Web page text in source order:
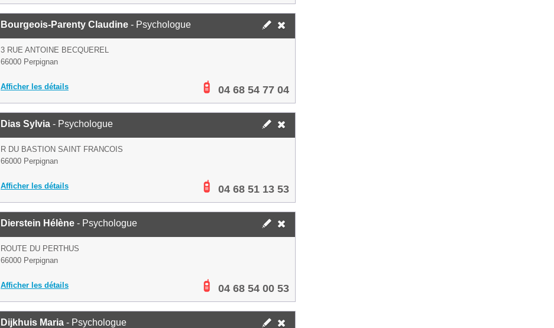
Bourgeois-Parenty Claudine - Psychologue
3 RUE ANTOINE BECQUEREL
66000 Perpignan
Afficher les détails 04 68 54 77 04
Dias Sylvia - Psychologue
R DU BASTION SAINT FRANCOIS
66000 Perpignan
Afficher les détails 04 68 51 13 53
Dierstein Hélène - Psychologue
ROUTE DU PERTHUS
66000 Perpignan
Afficher les détails 04 68 54 00 53
Dijkhuis Maria - Psychologue